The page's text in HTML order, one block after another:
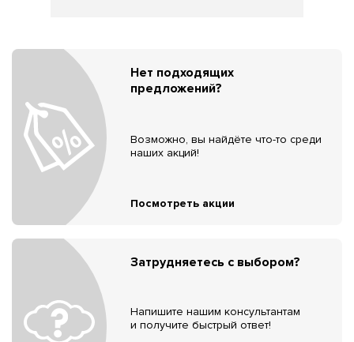
Нет подходящих
предложений?
Возможно, вы найдёте что-то среди
наших акций!
Посмотреть акции
Затрудняетесь с выбором?
Напишите нашим консультантам
и получите быстрый ответ!